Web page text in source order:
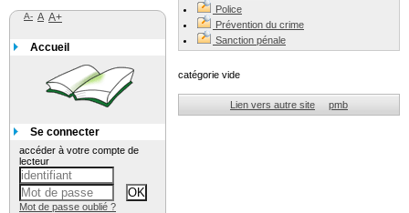
Police
Prévention du crime
Sanction pénale
catégorie vide
Lien vers autre site pmb
A- A A+
Accueil
Se connecter
accéder à votre compte de
lecteur
Mot de passe oublié ?